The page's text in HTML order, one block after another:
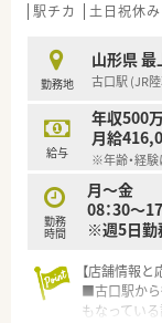
駅チカ 土日祝休み
勤務地
山形県
古口駅 (JR
給与
年収500
月給
※年齢・経
勤務
時間
月～金
08：30～
※週5日勤
【店舗情報と
■古口駅から
もなっている